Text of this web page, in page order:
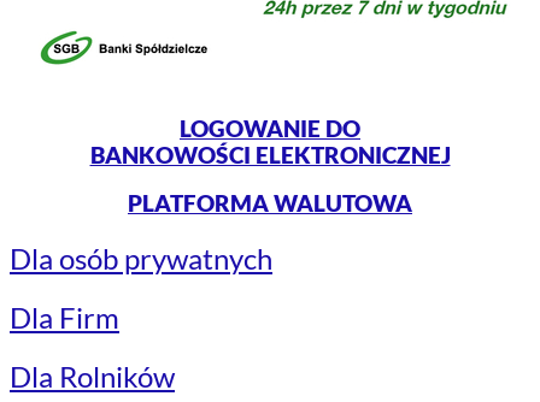
LOGOWANIE DO
BANKOWOŚCI ELEKTRONICZNEJ
PLATFORMA WALUTOWA
Dla osób prywatnych
Dla Firm
Dla Rolników